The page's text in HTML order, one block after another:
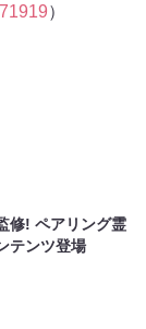
）
修! ペアリング霊
テンツ登場